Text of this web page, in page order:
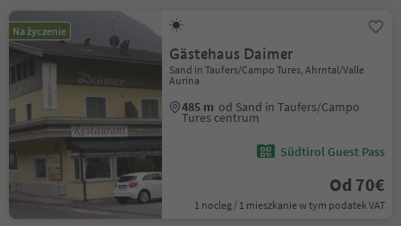
Na życzenie
Gästehaus Daimer
Sand in Taufers/Campo Tures, Ahrntal/Valle
Aurina
485 m od Sand in Taufers/Campo
Tures centrum
Südtirol Guest Pass
Od 70€
1 nocleg / 1 mieszkanie w tym podatek VAT